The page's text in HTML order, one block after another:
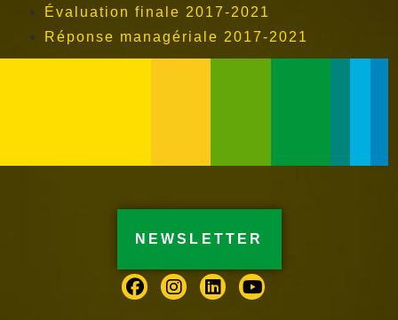
Évaluation finale 2017-2021
Réponse managériale 2017-2021
NEWSLETTER